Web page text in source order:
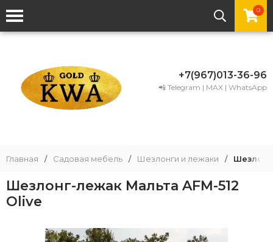
0
+7(967)013-36-96
📲 Telegram | MAX | WhatsApp
Главная / Садовая мебель / Шезлонги и лежаки /
Шезлонг-лежак Мальта AFM-512
Olive